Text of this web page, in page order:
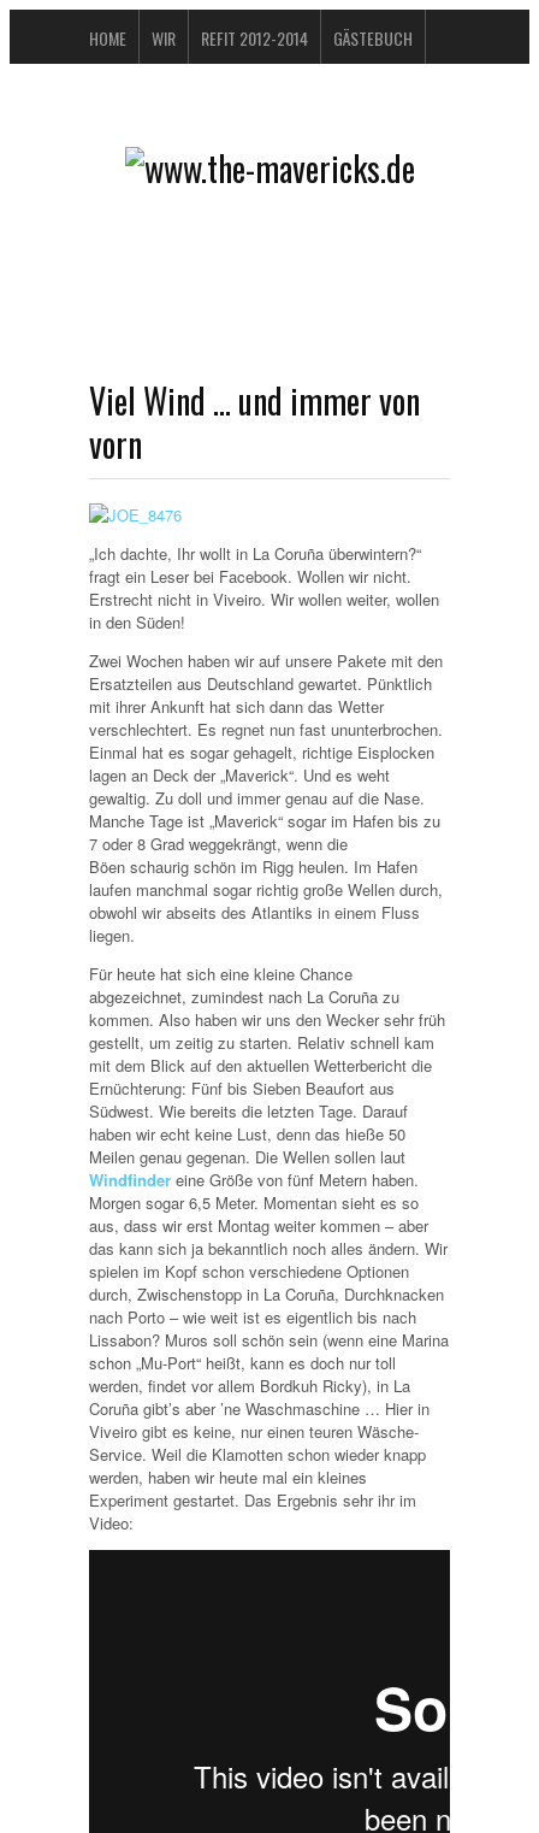
HOME WIR REFIT 2012-2014 GÄSTEBUCH
DATENSCHUTZERKLÄRUNG
Viel Wind … und immer von
vorn
„Ich dachte, Ihr wollt in La Coruña überwintern?“
fragt ein Leser bei Facebook. Wollen wir nicht.
Erstrecht nicht in Viveiro. Wir wollen weiter, wollen
in den Süden!
Zwei Wochen haben wir auf unsere Pakete mit den
Ersatzteilen aus Deutschland gewartet. Pünktlich
mit ihrer Ankunft hat sich dann das Wetter
verschlechtert. Es regnet nun fast ununterbrochen.
Einmal hat es sogar gehagelt, richtige Eisplocken
lagen an Deck der „Maverick“. Und es weht
gewaltig. Zu doll und immer genau auf die Nase.
Manche Tage ist „Maverick“ sogar im Hafen bis zu
7 oder 8 Grad weggekrängt, wenn die
Böen schaurig schön im Rigg heulen. Im Hafen
laufen manchmal sogar richtig große Wellen durch,
obwohl wir abseits des Atlantiks in einem Fluss
liegen.
Für heute hat sich eine kleine Chance
abgezeichnet, zumindest nach La Coruña zu
kommen. Also haben wir uns den Wecker sehr früh
gestellt, um zeitig zu starten. Relativ schnell kam
mit dem Blick auf den aktuellen Wetterbericht die
Ernüchterung: Fünf bis Sieben Beaufort aus
Südwest. Wie bereits die letzten Tage. Darauf
haben wir echt keine Lust, denn das hieße 50
Meilen genau gegenan. Die Wellen sollen laut
Windfinder eine Größe von fünf Metern haben.
Morgen sogar 6,5 Meter. Momentan sieht es so
aus, dass wir erst Montag weiter kommen – aber
das kann sich ja bekanntlich noch alles ändern. Wir
spielen im Kopf schon verschiedene Optionen
durch, Zwischenstopp in La Coruña, Durchknacken
nach Porto – wie weit ist es eigentlich bis nach
Lissabon? Muros soll schön sein (wenn eine Marina
schon „Mu-Port“ heißt, kann es doch nur toll
werden, findet vor allem Bordkuh Ricky), in La
Coruña gibt’s aber ’ne Waschmaschine … Hier in
Viveiro gibt es keine, nur einen teuren Wäsche-
Service. Weil die Klamotten schon wieder knapp
werden, haben wir heute mal ein kleines
Experiment gestartet. Das Ergebnis sehr ihr im
Video: